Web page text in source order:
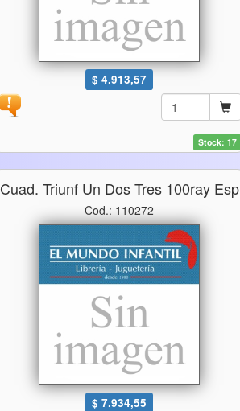
$ 4.913,57
Stock: 17
Cuad. Triunf Un Dos Tres 100ray Esp
Cod.: 110272
$ 7.934,55